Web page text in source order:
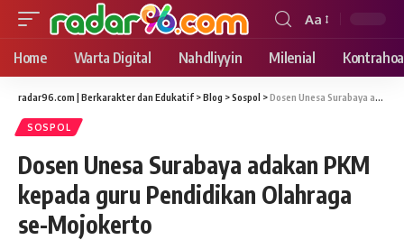
Font
Resizer
Aa
Home Warta Digital Nahdliyyin Milenial
radar96.com | Berkarakter dan Edukatif >Blog >Sospol >Dosen Unesa Surabaya adakan PKM kepada guru Pendidikan Olahraga se-Mojokerto
SOSPOL
Dosen Unesa Surabaya adakan PKM
kepada guru Pendidikan Olahraga
se-Mojokerto